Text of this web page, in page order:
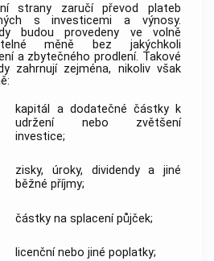
strany zaručí převod plateb
s investicemi a výnosy.
budou provedeny ve volně
měně bez jakýchkoli
a zbytečného prodlení. Takové
zahrnují zejména, nikoliv však
kapitál a dodatečné částky k
udržení nebo zvětšení
investice;
zisky, úroky, dividendy a jiné
běžné příjmy;
částky na splacení půjček;
licenční nebo jiné poplatky;